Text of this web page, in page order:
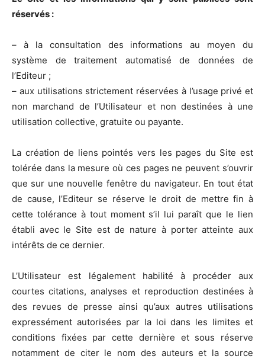
réservés :
– à la consultation des informations au moyen du
système de traitement automatisé de données de
l’Editeur ;
– aux utilisations strictement réservées à l’usage privé et
non marchand de l’Utilisateur et non destinées à une
utilisation collective, gratuite ou payante.
La création de liens pointés vers les pages du Site est
tolérée dans la mesure où ces pages ne peuvent s’ouvrir
que sur une nouvelle fenêtre du navigateur. En tout état
de cause, l’Editeur se réserve le droit de mettre fin à
cette tolérance à tout moment s’il lui paraît que le lien
établi avec le Site est de nature à porter atteinte aux
intérêts de ce dernier.
L’Utilisateur est légalement habilité à procéder aux
courtes citations, analyses et reproduction destinées à
des revues de presse ainsi qu’aux autres utilisations
expressément autorisées par la loi dans les limites et
conditions fixées par cette dernière et sous réserve
notamment de citer le nom des auteurs et la source